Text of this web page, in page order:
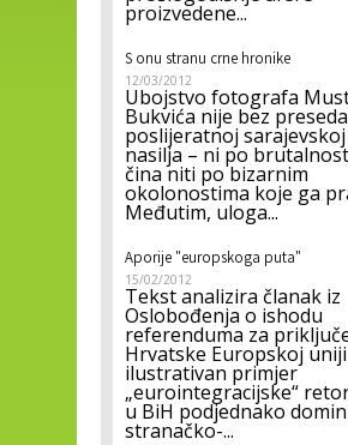
proizvedene...
S onu stranu crne hronike
12/03/2012
Ubojstvo fotografa
Bukvića nije bez
poslijeratnoj
nasilja – ni po
čina niti po bizarnim
okolonostima koje ga
Međutim, uloga...
Aporije "europskoga puta"
15/02/2012
Tekst analizira članak iz
Oslobođenja o ishodu
referenduma za
Hrvatske Europskoj
ilustrativan primjer
„eurointegracijske“
u BiH podjednako
stranačko-...